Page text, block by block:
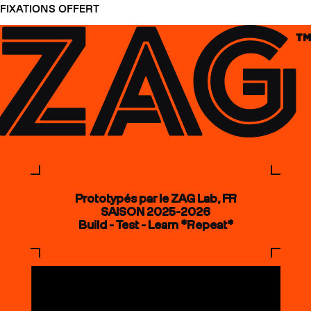
FIXATIONS OFFERT
Prototypés par le ZAG Lab, FR
SAISON 2025-2026
Build - Test - Learn *Repeat*